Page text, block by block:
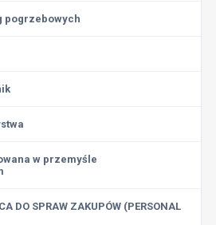
pogrzebowych
w przemyśle
DO SPRAW ZAKUPÓW (PERSONAL